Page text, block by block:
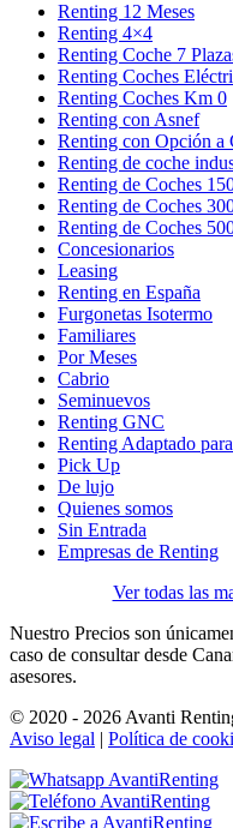
Renting 12 Meses
Renting 4×4
Renting Coche 7
Renting Coches
Renting Coches Km 0
Renting con Asnef
Renting con Opción a
Renting de coche
Renting de Coches
Renting de Coches
Renting de Coches
Concesionarios
Leasing
Renting en España
Furgonetas Isotermo
Familiares
Por Meses
Cabrio
Seminuevos
Renting GNC
Renting Adaptado
Pick Up
De lujo
Quienes somos
Sin Entrada
Empresas de Renting
Ver todas las
Nuestro Precios son
caso de consultar desde
asesores.
© 2020 - 2026 Avanti
Aviso legal | Política de